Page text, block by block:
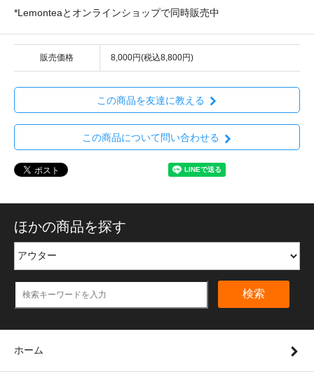
*Lemonteaとオンラインショップで同時販売中
販売価格 8,000円(税込8,800円)
この商品を友達に教える
この商品について問い合わせる
ほかの商品を探す
検索
ホーム